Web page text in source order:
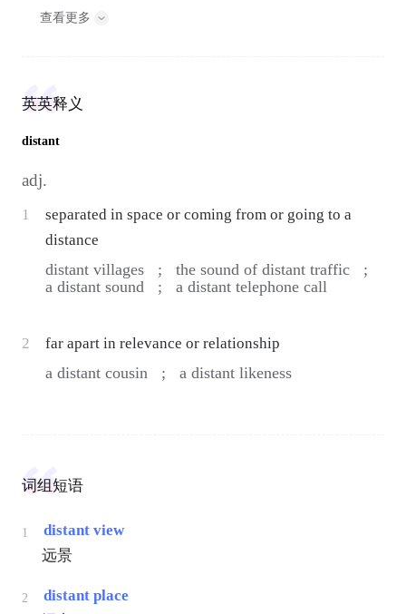
查看更多
英英释义
distant
adj.
1
separated in space or coming from or going to a
distance
distant villages ;
the sound of distant traffic ;
a distant sound ;
a distant telephone call
2 far apart in relevance or relationship
a distant cousin ; a distant likeness
词组短语
1
distant view
远景
2
distant place